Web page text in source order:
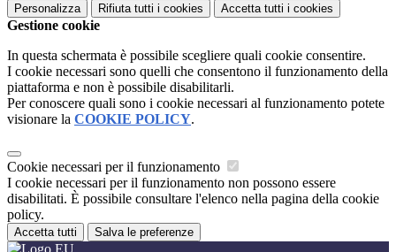
Personalizza Rifiuta tutti i cookies Accetta tutti i cookies
Gestione cookie
In questa schermata è possibile scegliere quali cookie consentire.
I cookie necessari sono quelli che consentono il funzionamento della
piattaforma e non è possibile disabilitarli.
Per conoscere quali sono i cookie necessari al funzionamento potete
visionare la COOKIE POLICY.
Cookie necessari per il funzionamento
I cookie necessari per il funzionamento non possono essere
disabilitati. È possibile consultare l'elenco nella pagina della cookie
policy.
Accetta tutti Salva le preferenze